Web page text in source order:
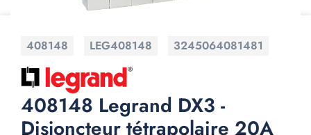
408148 LEG408148 3245064081481
408148 Legrand DX3 -
Disjoncteur tétrapolaire 20A